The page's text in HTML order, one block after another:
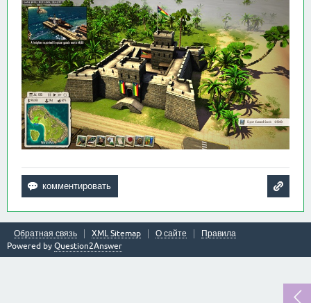
Обратная связь XML Sitemap О сайте
Правила
Powered by Question2Answer